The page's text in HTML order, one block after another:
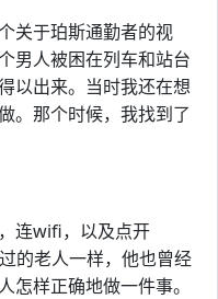
关于珀斯通勤者的视
男人被困在列车和站台
以出来。当时我还在想
。那个时候，我找到了
连wifi，以及点开
的老人一样，他也曾经
怎样正确地做一件事。